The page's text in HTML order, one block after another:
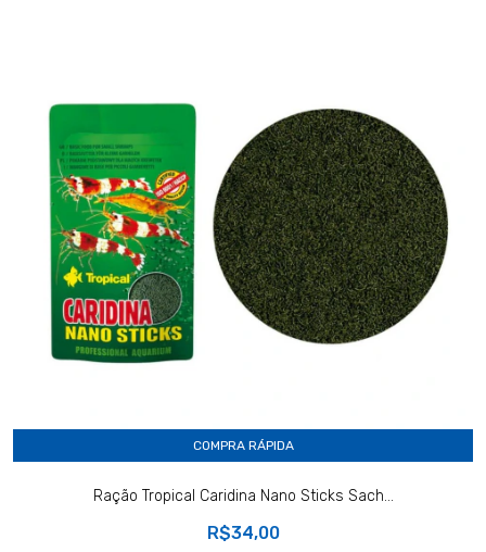
COMPRA RÁPIDA
Ração Tropical Caridina Nano Sticks Sach...
R$34,00